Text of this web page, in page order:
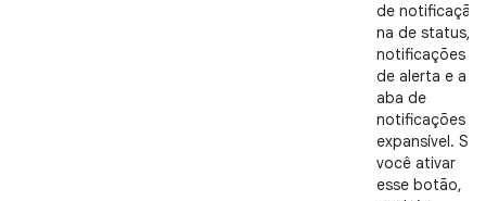
de notificação
na de status,
notificações
de alerta e a
aba de
notificações
expansível. Se
você ativar
esse botão,